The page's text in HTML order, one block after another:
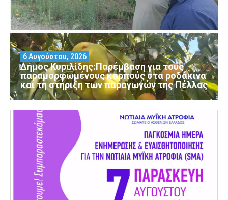
Δήμος Κυριλίδης:Παρέμβαση για τους
παραμορφωμένους καρπούς στα ροδάκινα
και τη στήριξη των παραγωγών της Πέλλας
6 Αυγούστου, 2026